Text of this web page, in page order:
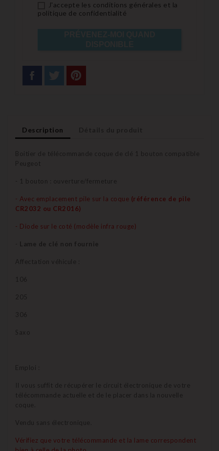
J'accepte les conditions générales et la
politique de confidentialité
Description
Boitier de télécommande coque de clé 1 bouton compatible
Peugeot
- 1 bouton : ouverture/fermeture
- Avec emplacement pile sur la coque (référence de pile
CR2032 ou CR2016)
- Diode sur le coté (modèle infra rouge)
Lame de clé non fournie
Affectation véhicule :
106
205
306
Saxo
Emploi :
Il vous suffit de récupérer le circuit électronique de votre
télécommande actuelle et de le placer dans la nouvelle
coque.
Vendu sans électronique.
Vérifiez que votre télécommande et la lame correspondent